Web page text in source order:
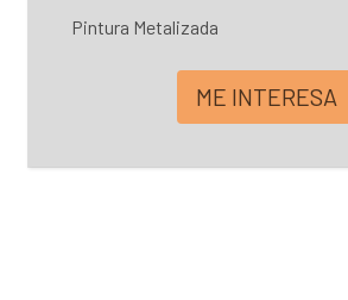
Pintura Metalizada
ME INTERESA